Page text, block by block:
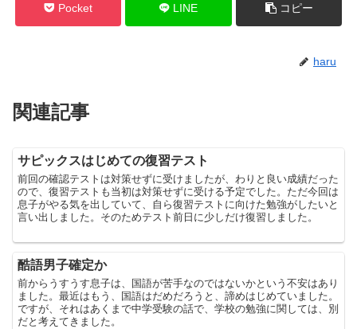
Pocket LINE コピー
haru
関連記事
サピックスはじめての復習テスト
前回の確認テストは対策せずに受けましたが、わりと良い成績だった
ので、復習テストも当初は対策せずに受ける予定でした。ただ今回は
息子がやる気を出していて、自ら復習テストに向けた勉強がしたいと
言い出しました。そのためテスト前日に少しだけ復習しました。
酷語男子確定か
前からうすうす息子は、国語が苦手なのではないかという不安はあり
ました。最近はもう、国語はだめだろうと、諦めはじめていました。
ですが、それはあくまで中学受験の話で、学校の勉強に関しては、別
だと考えてきました。